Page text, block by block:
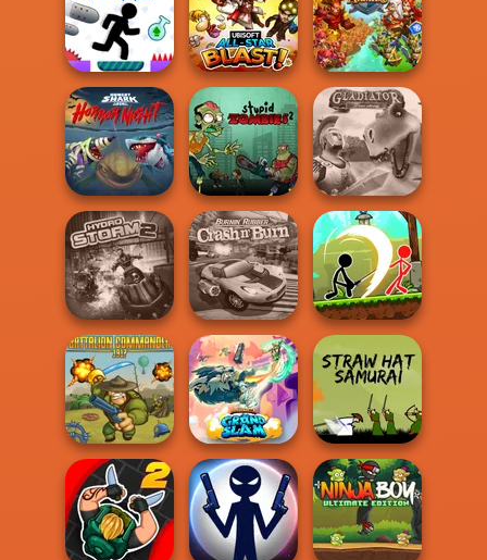
Atari Centipede
Huggy Wuggy
Shooter
Zombie Monster
Truck
Vex 7 All-Star Blast!
Might & Magic
Armies
Hungry Shark
Arena: Horror
Nig...
Stupid Zombies
2
Gladiator True
Story
Hydro Storm 2
Burnin' Rubber
Crash n' Burn
Stickman
Archero Fight
Battalion
Commander 1917
Brawlhalla Grand
Slam
Straw Hat
Samurai